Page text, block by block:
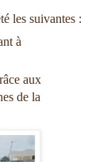
les suivantes :
à
aux
de la